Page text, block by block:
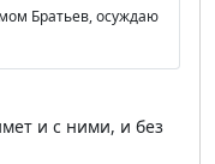
Братьев, осуждаю
и с ними, и без